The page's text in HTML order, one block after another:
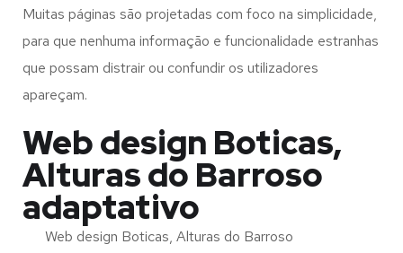
Muitas páginas são projetadas com foco na simplicidade,
para que nenhuma informação e funcionalidade estranhas
que possam distrair ou confundir os utilizadores
apareçam.
Web design Boticas,
Alturas do Barroso
adaptativo
Web design Boticas, Alturas do Barroso